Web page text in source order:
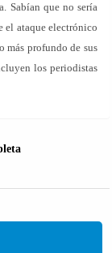
Sabían que no sería
el ataque electrónico
más profundo de sus
los periodistas